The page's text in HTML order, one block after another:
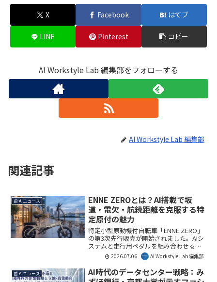
X Facebook はてブ
LINE Pinterest コピー
AI Workstyle Lab 編集部をフォローする
AI Workstyle Lab 編集部
関連記事
📰 AIニュース
ENNE ZEROとは？AI搭載で坂
道・電欠・航続距離を克服する特
定原付の魅力
特定小型原動機付自転車「ENNE ZERO」
の第3次先行販売が開始されました。AIシ
ステムと走行用ペダルを組み合わせるこ
とで、従来の特定原付が抱える「登坂能
力」「航続距離」「電欠時の走行」とい
う3つの課題を解決し、快適で安心な新し
い移動体験を提案しています。AI
2026.07.06 AI Workstyle Lab 編集部
📰 AIニュース
AI時代のデータセンター戦略：み